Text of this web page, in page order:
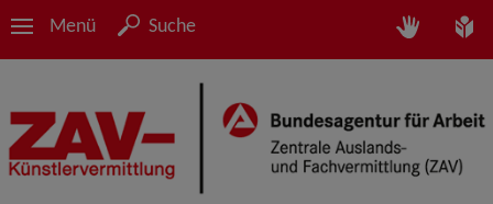
Menü Suche